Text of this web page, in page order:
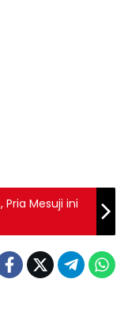
Mesuji ini